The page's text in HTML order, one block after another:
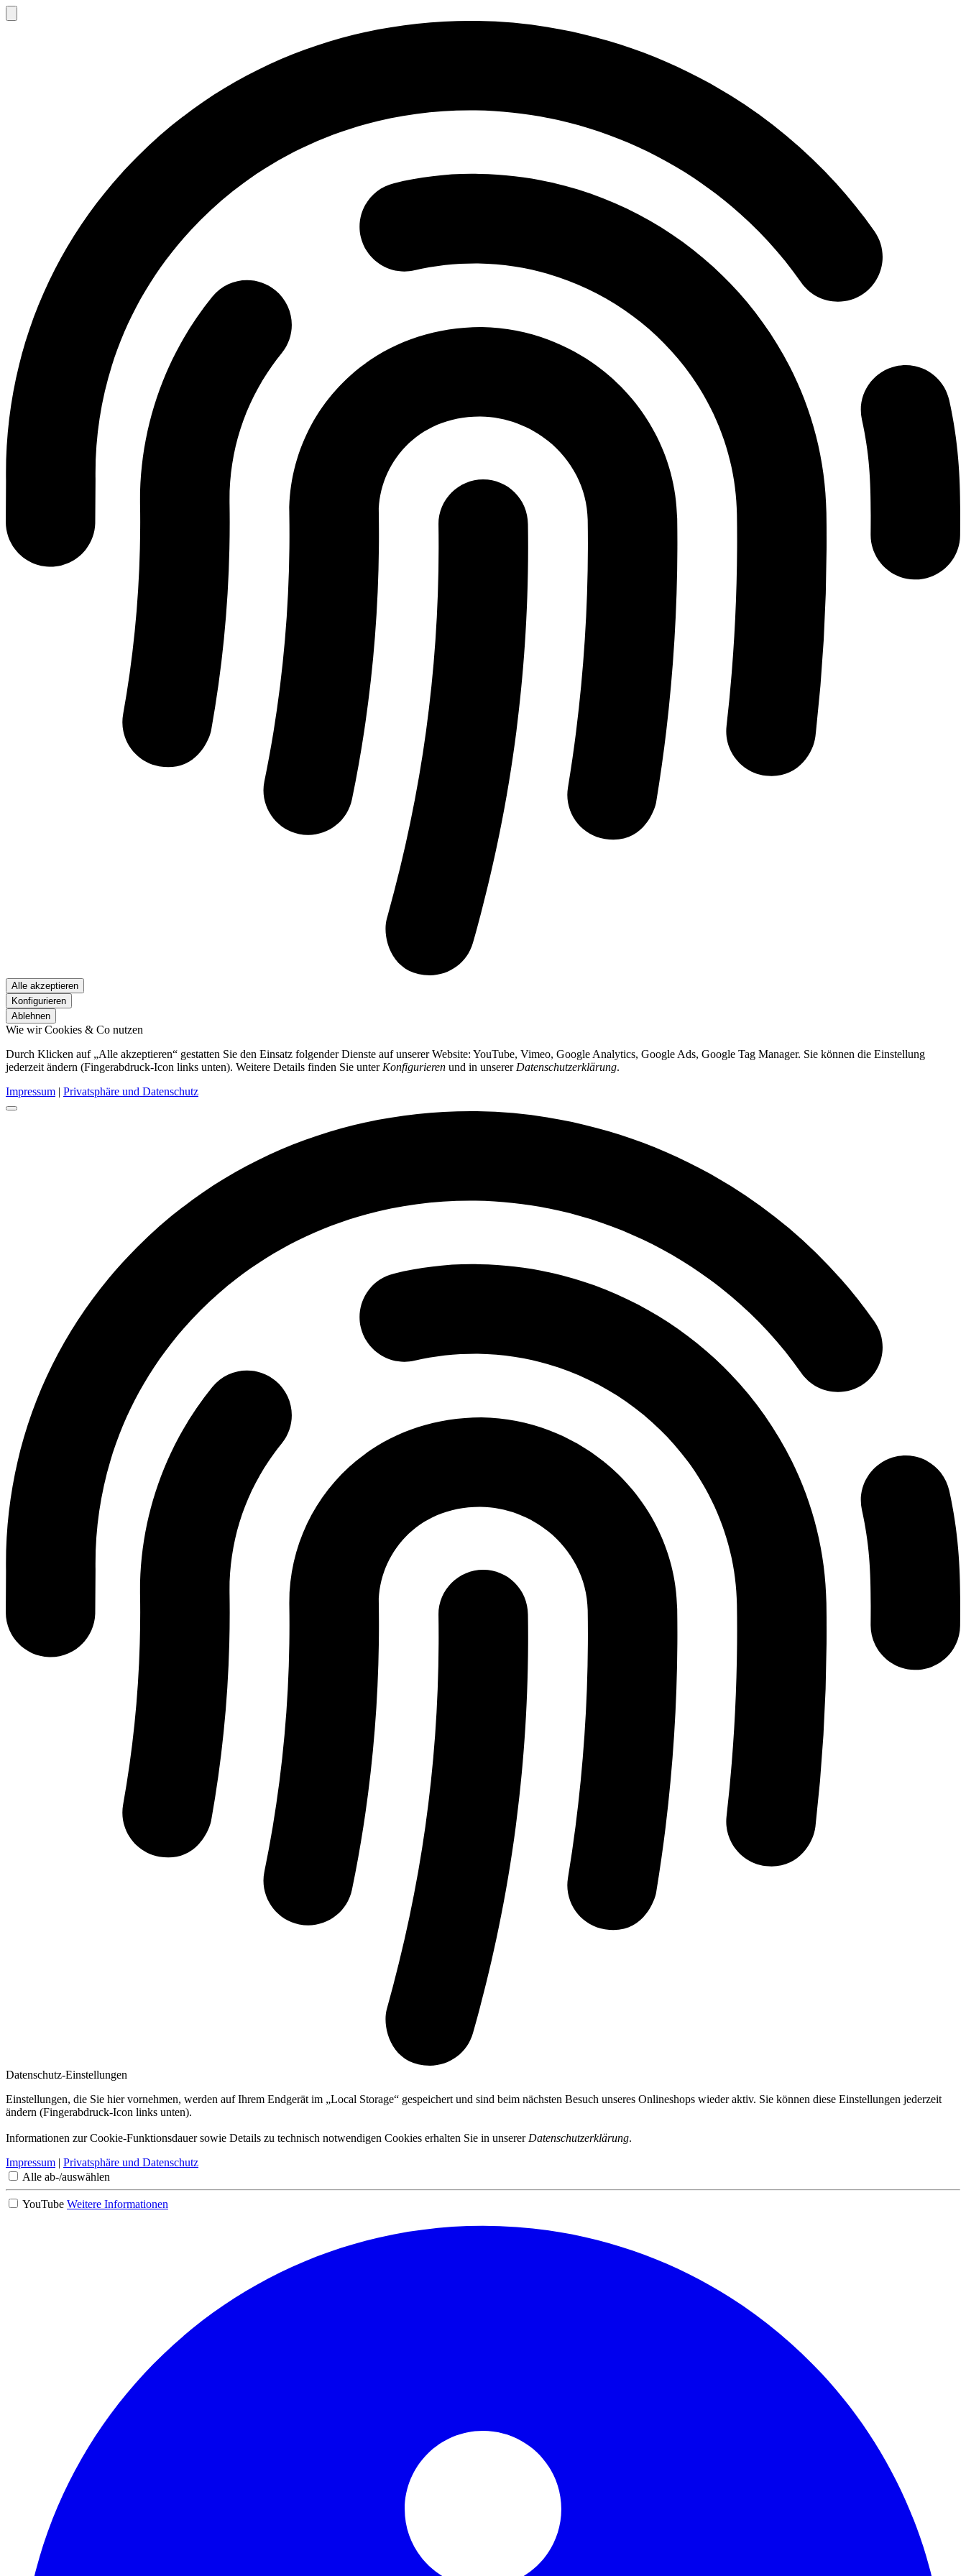
Alle akzeptieren
Konfigurieren
Ablehnen
Wie wir Cookies & Co nutzen
Durch Klicken auf „Alle akzeptieren“ gestatten Sie den Einsatz folgender Dienste auf unserer Website: YouTube, Vimeo, Google Analytics, Google Ads, Google Tag Manager. Sie können die Einstellung
jederzeit ändern (Fingerabdruck-Icon links unten). Weitere Details finden Sie unter Konfigurieren und in unserer Datenschutzerklärung.
Impressum | Privatsphäre und Datenschutz
Datenschutz-Einstellungen
Einstellungen, die Sie hier vornehmen, werden auf Ihrem Endgerät im „Local Storage“ gespeichert und sind beim nächsten Besuch unseres Onlineshops wieder aktiv. Sie können diese Einstellungen jederzeit
ändern (Fingerabdruck-Icon links unten).
Informationen zur Cookie-Funktionsdauer sowie Details zu technisch notwendigen Cookies erhalten Sie in unserer Datenschutzerklärung.
Impressum | Privatsphäre und Datenschutz
Alle ab-/auswählen
YouTube Weitere Informationen